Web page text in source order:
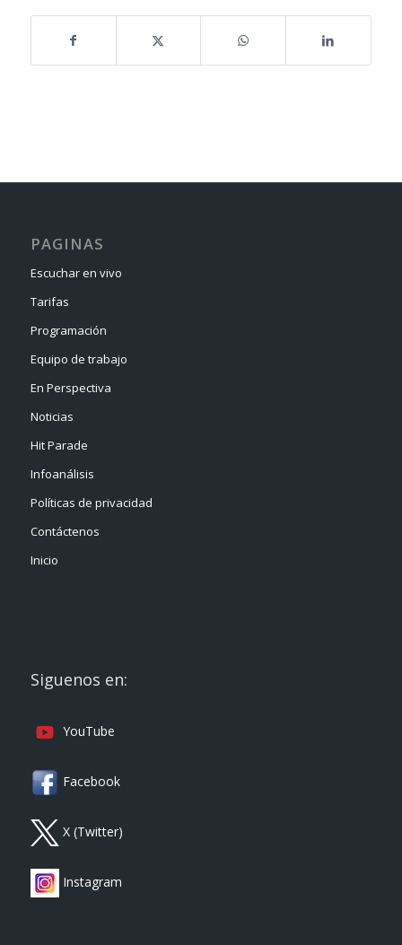
PAGINAS
Escuchar en vivo
Tarifas
Programación
Equipo de trabajo
En Perspectiva
Noticias
Hit Parade
Infoanálisis
Políticas de privacidad
Contáctenos
Inicio
Siguenos en:
YouTube
Facebook
X (Twitter)
Instagram